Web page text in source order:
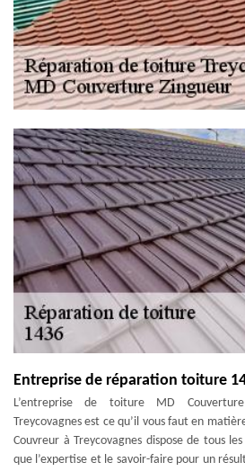
Entreprise de réparation toiture
L’entreprise de toiture MD
Treycovagnes est ce qu’il vous faut en
Couvreur à Treycovagnes dispose de tous
que l’expertise et le savoir-faire pour un